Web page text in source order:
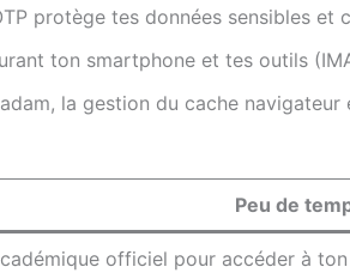
protège tes données sensibles
ton smartphone et tes outils
la gestion du cache
Peu de
officiel pour accéder à